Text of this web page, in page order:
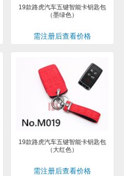
19款路虎汽车五键智能卡钥匙包
（墨绿色）
需注册后查看价格
19款路虎汽车五键智能卡钥匙包
（大红色）
需注册后查看价格